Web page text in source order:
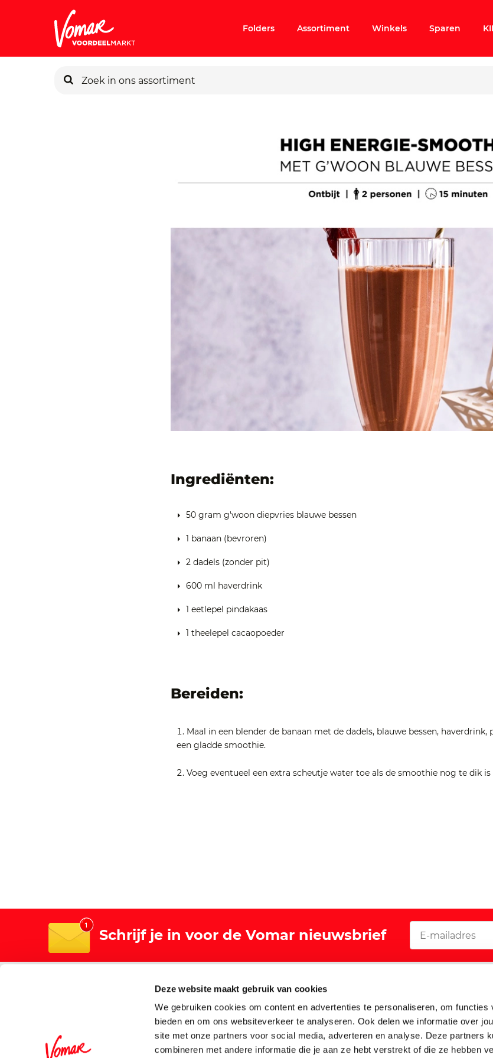
Deze website maakt gebruik van cookies
We gebruiken cookies om content en advertenties te personaliseren, om functies
bieden en om ons websiteverkeer te analyseren. Ook delen we informatie over
site met onze partners voor social media, adverteren en analyse. Deze partners
combineren met andere informatie die je aan ze hebt verstrekt of die ze hebben
Persoonlijk KIK-account
Folders Assortiment Winkels Sparen
Ingrediënten:
50 gram g'woon diepvries blauwe bessen
1 banaan (bevroren)
2 dadels (zonder pit)
600 ml haverdrink
1 eetlepel pindakaas
1 theelepel cacaopoeder
Bereiden:
Maal in een blender de banaan met de dadels, blauwe bessen, haverdrink,
een gladde smoothie.
Voeg eventueel een extra scheutje water toe als de smoothie nog te dik is
Schrijf je in voor de Vomar nieuwsbrief
Werken bij Vomar
Winkels
Winkelzoeker
Folders en
Walibi digitaal sparen
Garantie Leifheit